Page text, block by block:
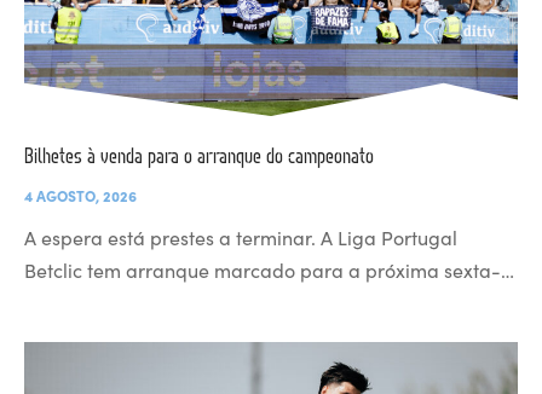
Bilhetes à venda para o arranque do campeonato
4 AGOSTO, 2026
A espera está prestes a terminar. A Liga Portugal
Betclic tem arranque marcado para a próxima sexta-…